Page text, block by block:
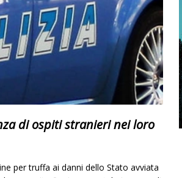
di ospiti stranieri nei loro
per truffa ai danni dello Stato avviata